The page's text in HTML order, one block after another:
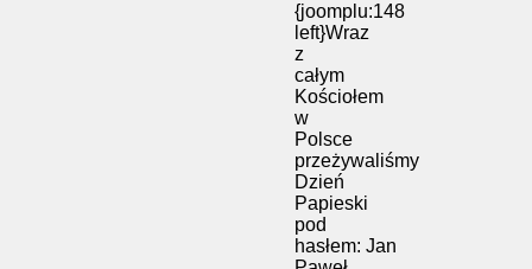
{joomplu:148
left}Wraz
z
całym
Kościołem
w
Polsce
przeżywaliśmy
Dzień
Papieski
pod
hasłem: Jan